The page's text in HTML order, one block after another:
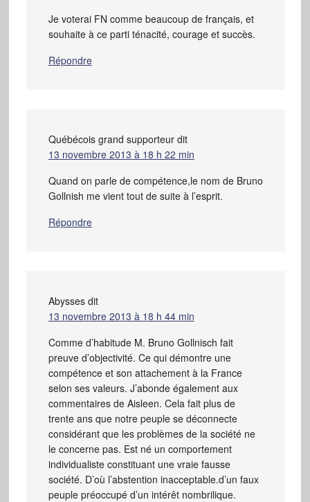
Je voterai FN comme beaucoup de français, et
souhaite à ce parti ténacité, courage et succès.
Répondre
Québécois grand supporteur dit
13 novembre 2013 à 18 h 22 min
Quand on parle de compétence,le nom de Bruno
Gollnish me vient tout de suite à l’esprit.
Répondre
Abysses dit
13 novembre 2013 à 18 h 44 min
Comme d’habitude M. Bruno Gollnisch fait
preuve d’objectivité. Ce qui démontre une
compétence et son attachement à la France
selon ses valeurs. J’abonde également aux
commentaires de Aisleen. Cela fait plus de
trente ans que notre peuple se déconnecte
considérant que les problèmes de la société ne
le concerne pas. Est né un comportement
individualiste constituant une vraie fausse
société. D’où l’abstention inacceptable.d’un faux
peuple préoccupé d’un intérêt nombrilique.